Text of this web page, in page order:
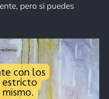
pero si puedes